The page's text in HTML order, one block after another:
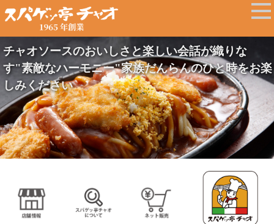
チャオソースのおいしさと楽しい会話が織りな
す"素敵なハーモニー"家族だんらんのひと時をお楽
しみください